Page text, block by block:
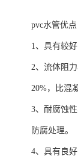
pvc水管优点
1、具有较
2、流体阻
20%，比混
3、耐腐蚀
防腐处理。
4、具有良